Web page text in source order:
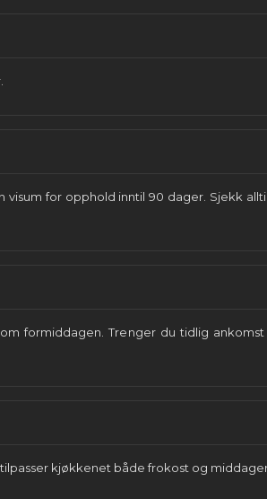
visum for opphold inntil 90 dager. Sjekk
formiddagen. Trenger du tidlig
kjøkkenet både frokost og